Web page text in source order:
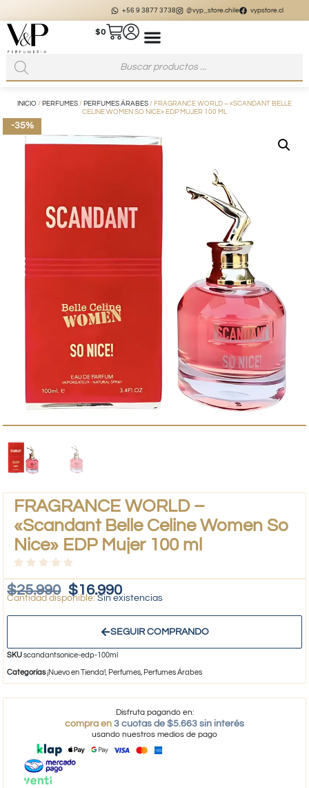
+56 9 3877 3738 @vyp_store.chile vypstore.cl
$0
INICIO / PERFUMES / PERFUMES ÁRABES / FRAGRANCE WORLD – «SCANDANT BELLE
CELINE WOMEN SO NICE» EDP MUJER 100 ML
-35%
FRAGRANCE WORLD –
«Scandant Belle Celine Women So
Nice» EDP Mujer 100 ml
$25.990 $16.990
Sin existencias
SEGUIR COMPRANDO
SKUscandantsonice-edp-100ml
Categorías¡Nuevo en Tienda!, Perfumes, Perfumes Árabes
Disfruta pagando en:
compra en 3 cuotas de $5.663 sin interés
usando nuestros medios de pago